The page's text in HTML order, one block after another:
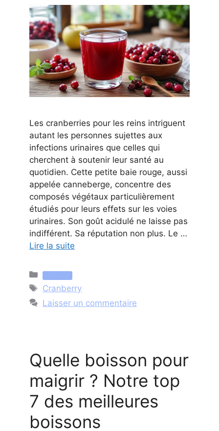
Les cranberries pour les reins intriguent
autant les personnes sujettes aux
infections urinaires que celles qui
cherchent à soutenir leur santé au
quotidien. Cette petite baie rouge, aussi
appelée canneberge, concentre des
composés végétaux particulièrement
étudiés pour leurs effets sur les voies
urinaires. Son goût acidulé ne laisse pas
indifférent. Sa réputation non plus. Le …
Lire la suite
Catégories
Étiquettes
Cranberry
Laisser un commentaire
Quelle boisson pour
maigrir ? Notre top
7 des meilleures
boissons